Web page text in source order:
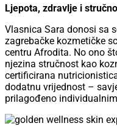
Ljepota, zdravlje i
Vlasnica Sara donosi sa
zagrebačke kozmetičke
centru Afrodita. No ono
njezina stručnost kao
certificirana
dodatnu vrijednost –
prilagođeno